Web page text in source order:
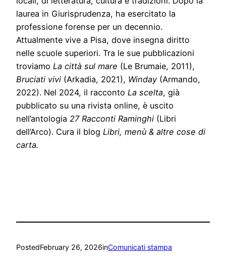
laurea in Giurisprudenza, ha esercitato la
professione forense per un decennio.
Attualmente vive a Pisa, dove insegna diritto
nelle scuole superiori. Tra le sue pubblicazioni
troviamo La città sul mare (Le Brumaie, 2011),
Bruciati vivi (Arkadia, 2021), Winday (Armando,
2022). Nel 2024, il racconto La scelta, già
pubblicato su una rivista online, è uscito
nell’antologia 27 Racconti Raminghi (Libri
dell’Arco). Cura il blog Libri, menù & altre cose di
carta.
PostedFebruary 26, 2026inComunicati stampa